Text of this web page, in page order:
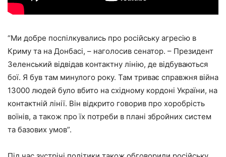
“Ми добре поспілкувались про російську агресію в
Криму та на Донбасі, – наголосив сенатор. – Президент
Зеленський відвідав контактну лінію, де відбуваються
бої. Я був там минулого року. Там триває справжня війна
13000 людей було вбито на східному кордоні України, на
контактній лінії. Він відкрито говорив про хоробрість
воїнів, а також про їх потреби в плані збройних систем
та базових умов”.